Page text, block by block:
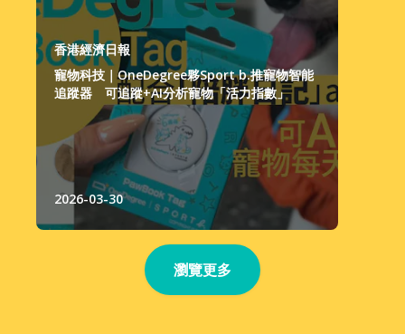
香港經濟日報
寵物科技｜OneDegree夥Sport b.推寵物智能
追蹤器 可追蹤+AI分析寵物「活力指數」
2026-03-30
瀏覽更多